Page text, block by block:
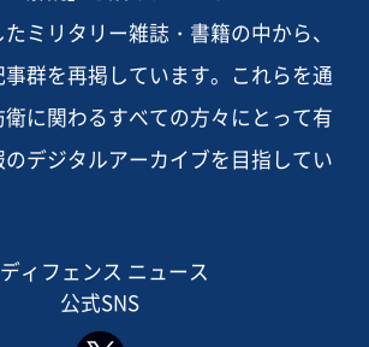
ミリタリー雑誌・書籍の中から、
群を再掲しています。これらを通
衛に関わるすべての方々にとって有
デジタルアーカイブを目指してい
ィフェンス ニュース
公式SNS